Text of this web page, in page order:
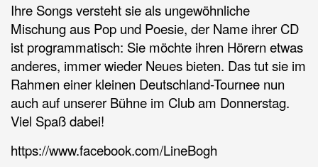
Ihre Songs versteht sie als ungewöhnliche
Mischung aus Pop und Poesie, der Name ihrer CD
ist programmatisch: Sie möchte ihren Hörern etwas
anderes, immer wieder Neues bieten. Das tut sie im
Rahmen einer kleinen Deutschland-Tournee nun
auch auf unserer Bühne im Club am Donnerstag.
Viel Spaß dabei!
https://www.facebook.com/LineBogh